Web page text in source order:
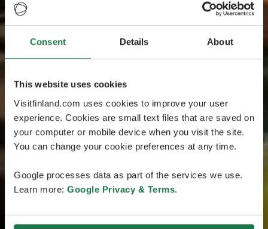
Consent Details About
This website uses cookies
Visitfinland.com uses cookies to improve your user
experience. Cookies are small text files that are saved on
your computer or mobile device when you visit the site.
You can change your cookie preferences at any time.
Google processes data as part of the services we use.
Learn more: Google Privacy & Terms.